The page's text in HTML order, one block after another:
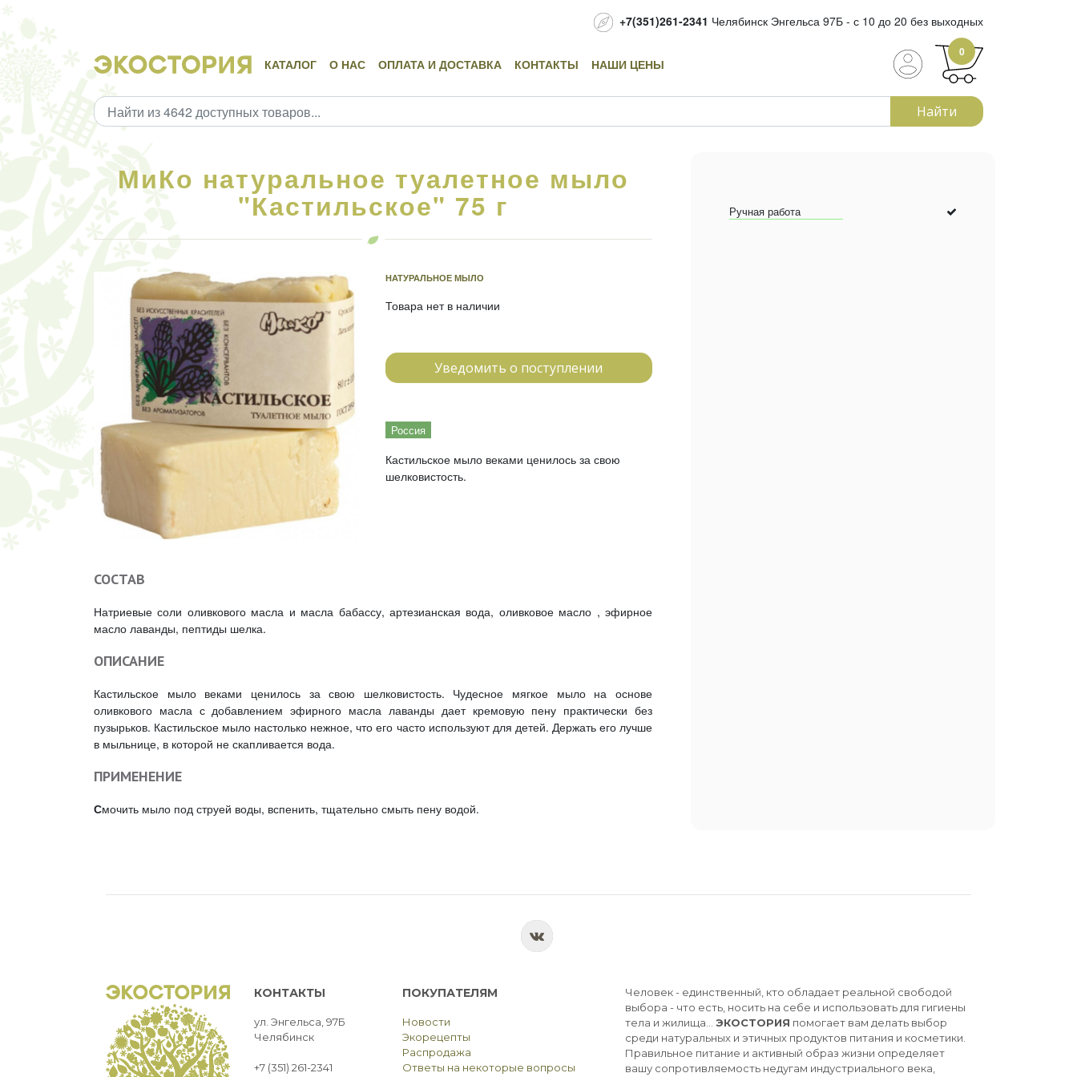
+7(351)261-2341 Челябинск Энгельса 97Б - с 10 до 20 без выходных
КАТАЛОГ О НАС ОПЛАТА И ДОСТАВКА КОНТАКТЫ НАШИ ЦЕНЫ
0
Найти
МиКо натуральное туалетное мыло
"Кастильское" 75 г
НАТУРАЛЬНОЕ МЫЛО
Товара нет в наличии
Уведомить о поступлении
Россия
​Кастильское мыло веками ценилось за свою
шелковистость.
СОСТАВ
Натриевые соли оливкового масла и масла бабассу, артезианская вода, оливковое масло , эфирное
масло лаванды, пептиды шелка.
ОПИСАНИЕ
Кастильское мыло веками ценилось за свою шелковистость. Чудесное мягкое мыло на основе
оливкового масла с добавлением эфирного масла лаванды дает кремовую пену практически без
пузырьков. Кастильское мыло настолько нежное, что его часто используют для детей. Держать его лучше
в мыльнице, в которой не скапливается вода.
ПРИМЕНЕНИЕ
Смочить мыло под струей воды, вспенить, тщательно смыть пену водой.
Ручная работа
КОНТАКТЫ
ул. Энгельса, 97Б
Челябинск
+7 (351) 261-2341
ПОКУПАТЕЛЯМ
Новости
Экорецепты
Распродажа
Ответы на некоторые вопросы
Человек - единственный, кто обладает реальной свободой
выбора - что есть, носить на себе и использовать для гигиены
тела и жилища... ЭКОСТОРИЯ помогает вам делать выбор
среди натуральных и этичных продуктов питания и косметики.
Правильное питание и активный образ жизни определяет
вашу сопротивляемость недугам индустриального века,